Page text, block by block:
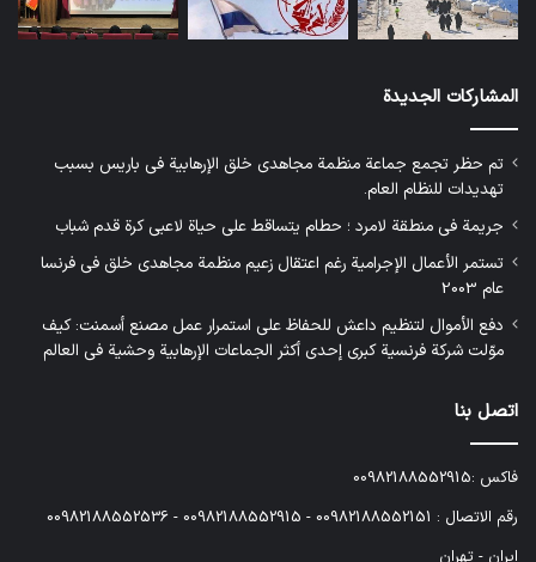
المشاركات الجديدة
تم حظر تجمع جماعة منظمة مجاهدي خلق الإرهابية في باريس بسبب
تهديدات للنظام العام.
جريمة في منطقة لامرد ؛ حطام يتساقط على حياة لاعبي كرة قدم شباب
تستمر الأعمال الإجرامية رغم اعتقال زعيم منظمة مجاهدي خلق في فرنسا
عام 2003
دفع الأموال لتنظيم داعش للحفاظ على استمرار عمل مصنع أسمنت: كيف
موّلت شركة فرنسية كبرى إحدى أكثر الجماعات الإرهابية وحشية في العالم
اتصل بنا
فاكس :00982188552915
رقم الاتصال : 00982188552151 - 00982188552915 - 00982188552536
ایران - تهران